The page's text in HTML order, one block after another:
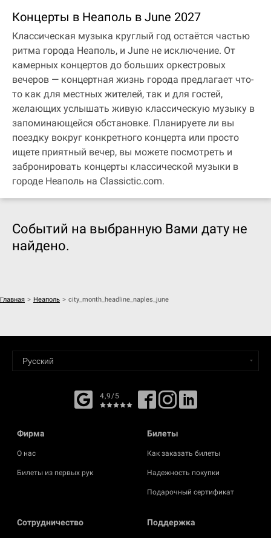
Концерты в Неаполь в June 2027
Классическая музыка круглый год остаётся частью
ритма города Неаполь, и June не исключение. От
камерных концертов до больших оркестровых
вечеров — концертная жизнь города предлагает что-
то как для местных жителей, так и для гостей,
желающих услышать живую классическую музыку в
запоминающейся обстановке. Планируете ли вы
поездку вокруг конкретного концерта или просто
ищете приятный вечер, вы можете посмотреть и
забронировать концерты классической музыки в
городе Неаполь на Classictic.com.
Событий на выбранную Вами дату не
найдено.
Главная > Неаполь > city_month_headline_naples_june
4,9/5
Фирма
О нас
Билеты из первых рук
Билеты
Как заказать билеты
Надежность покупки
Подарочный сертификат
Cотрудничество Поддержка